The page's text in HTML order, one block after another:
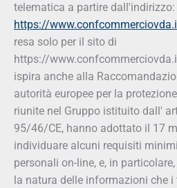
telematica a partire dall'indirizzo:
https://
resa solo per il sito di
https://
ispira anche alla
autorità europee per la
riunite nel Gruppo istituito dall'
95/46/CE, hanno adottato il 17
individuare alcuni requisiti
personali on-line, e, in
la natura delle informazioni che